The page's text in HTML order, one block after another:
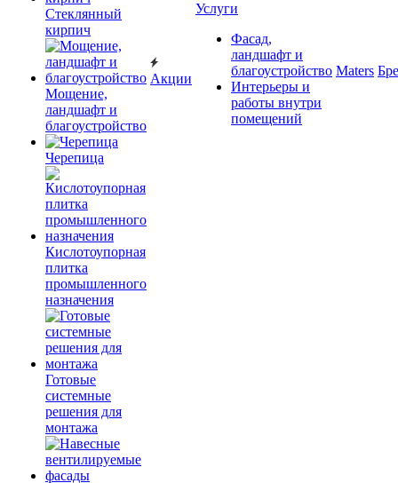
Cтеклянный
кирпич
Мощение,
ландшафт и
благоустройство
Черепица
Кислотоупорная
плитка
промышленного
назначения
Готовые
системные
решения для
монтажа
Акции
Услуги
Фасад,
ландшафт и
благоустройство
Интерьеры и
работы внутри
помещений
Maters